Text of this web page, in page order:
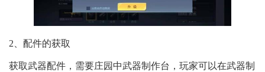
2、配件的获取
获取武器配件，需要庄园中武器制作台，玩家可以在武器制